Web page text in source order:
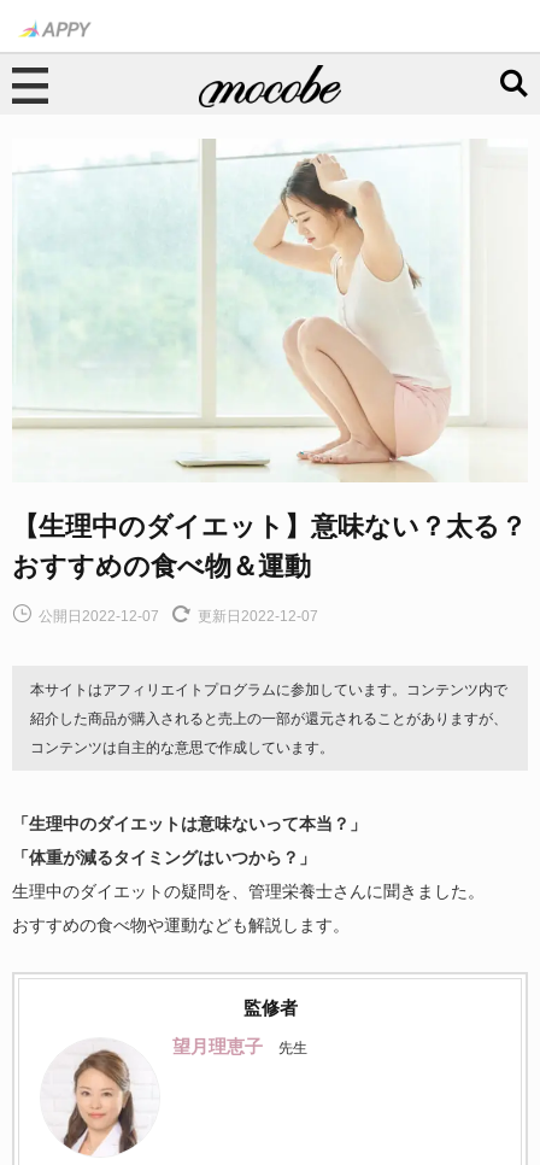
【生理中のダイエット】意味ない？太る？
おすすめの食べ物＆運動
公開日2022-12-07 更新日2022-12-07
本サイトはアフィリエイトプログラムに参加しています。コンテンツ内で
紹介した商品が購入されると売上の一部が還元されることがありますが、
コンテンツは自主的な意思で作成しています。
「生理中のダイエットは意味ないって本当？」
「体重が減るタイミングはいつから？」
生理中のダイエットの疑問を、管理栄養士さんに聞きました。
おすすめの食べ物や運動なども解説します。
監修者
望月理恵子
先生